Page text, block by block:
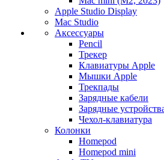
Apple Studio Display
Mac Studio
Аксессуары
Pencil
Трекер
Клавиатуры Apple
Мышки Apple
Трекпады
Зарядные кабели
Зарядные
Чехол-клавиатура
Колонки
Homepod
Homepod mini